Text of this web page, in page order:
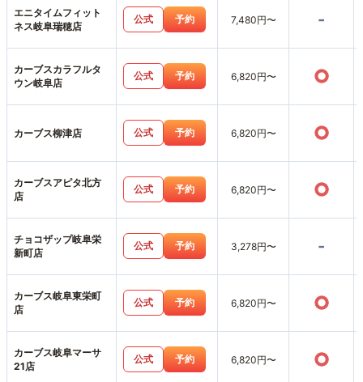
エニタイムフィット
ネス岐阜瑞穂店
公式 予約 7,480円〜 -
カーブスカラフルタ
ウン岐阜店
公式 予約 6,820円〜 ○
カーブス柳津店 公式 予約 6,820円〜 ○
カーブスアピタ北方
店
公式 予約 6,820円〜 ○
チョコザップ岐阜栄
新町店
公式 予約 3,278円〜 -
カーブス岐阜東栄町
店
公式 予約 6,820円〜 ○
カーブス岐阜マーサ
21店
公式 予約 6,820円〜 ○